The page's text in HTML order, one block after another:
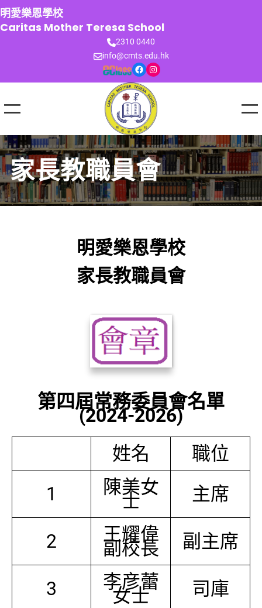
跳
至
主
明愛樂恩學校
Caritas Mother Teresa School
2310 0440
info@cmts.edu.hk
Facebook Instagram
家長教職員會
明愛樂恩學校
家長教職員會
第四屆常務委員會名單
(2024-2026)
姓名
職位
1
陳美女
士 主席
2 王耀偉
副校長 副主席
3 李彦蕾
女士 司庫